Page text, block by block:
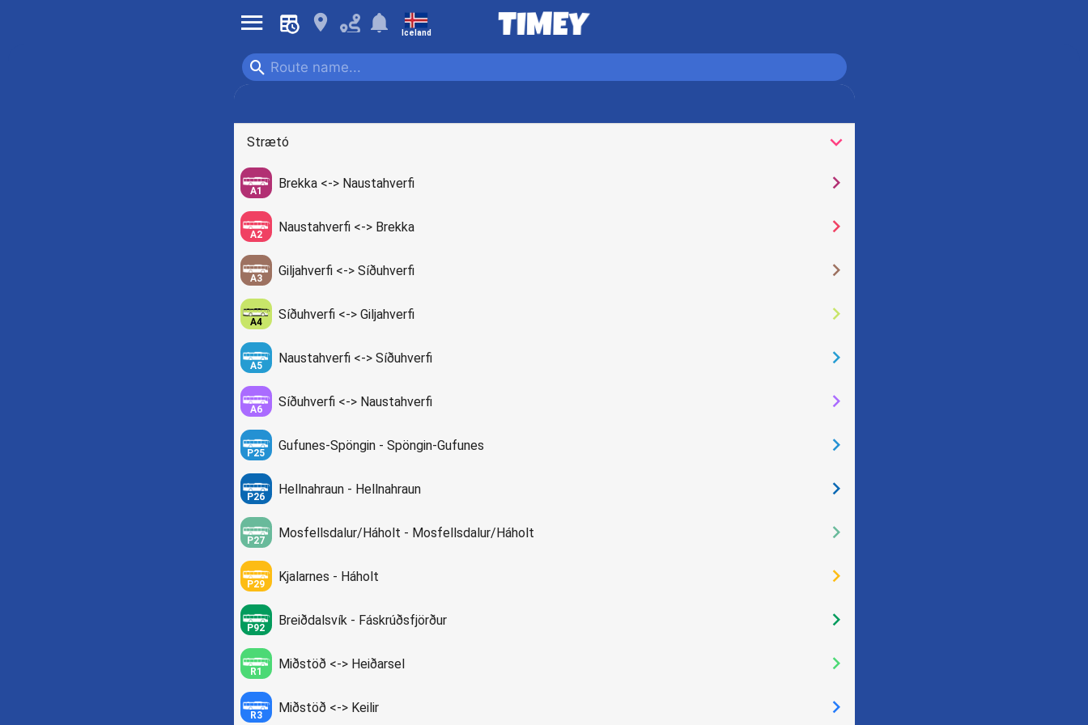
󰍜 󰍎 󰂚 Iceland
󰍉
Strætó 󰅀
A1
Brekka <-> Naustahverfi 󰅂
A2
Naustahverfi <-> Brekka 󰅂
A3
Giljahverfi <-> Síðuhverfi 󰅂
A4
Síðuhverfi <-> Giljahverfi 󰅂
A5
Naustahverfi <-> Síðuhverfi 󰅂
A6
Síðuhverfi <-> Naustahverfi 󰅂
P25
Gufunes-Spöngin - Spöngin-Gufunes 󰅂
P26
Hellnahraun - Hellnahraun 󰅂
P27
Mosfellsdalur/Háholt - Mosfellsdalur/Háholt 󰅂
P29
Kjalarnes - Háholt 󰅂
P92
Breiðdalsvík - Fáskrúðsfjörður 󰅂
R1
Miðstöð <-> Heiðarsel 󰅂
R3
Miðstöð <-> Keilir 󰅂